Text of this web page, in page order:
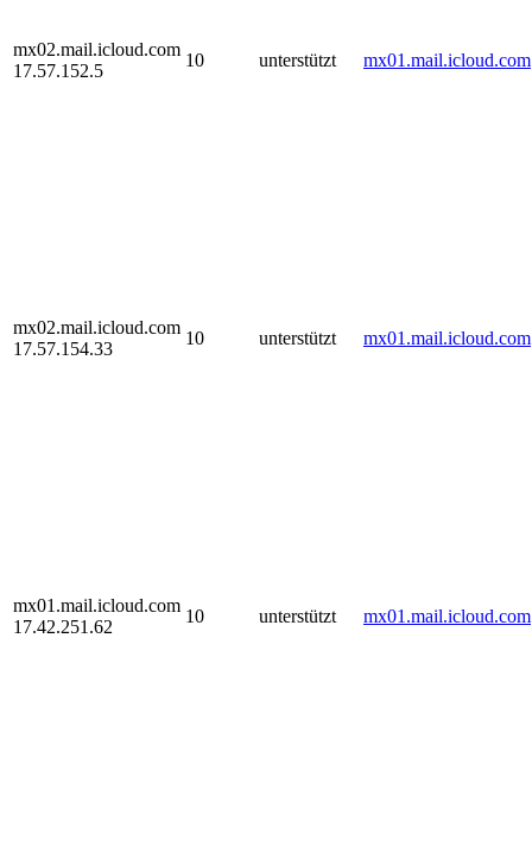
mx02.mail.icloud.com
17.57.152.5
10 unterstützt mx01.mail.icloud.com
mx02.mail.icloud.com
17.57.154.33
10 unterstützt mx01.mail.icloud.com
mx01.mail.icloud.com
17.42.251.62
10 unterstützt mx01.mail.icloud.com